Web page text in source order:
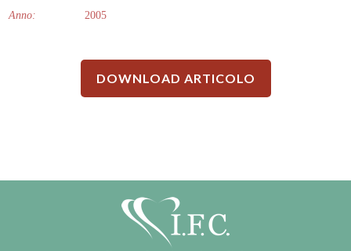
Anno:
2005
DOWNLOAD ARTICOLO